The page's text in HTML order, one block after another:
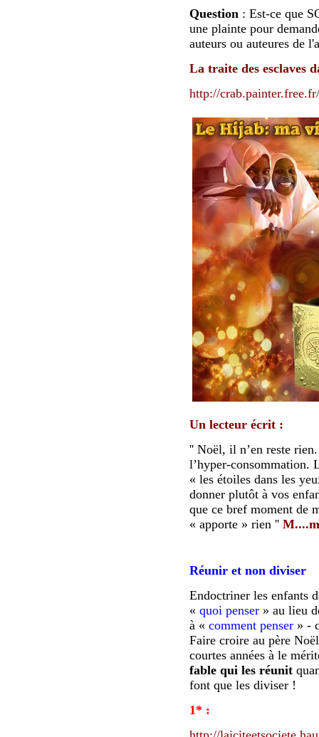
Question : Est-ce que
une plainte pour
auteurs ou auteures de
La traite des esclaves
http://
Un lecteur écrit :
'' Noël, il n’en reste
l’hyper-consommation.
« les étoiles dans les
donner plutôt à vos
que ce bref moment de
« apporte » rien '' M....m
Réunir et non diviser
Endoctriner les enfants
« quoi penser » au lieu
à « comment penser » -
Faire croire au père
courtes années à le
fable qui les réunit
font que les diviser !
1* :